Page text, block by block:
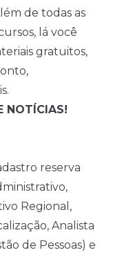
de todas as
lá você
gratuitos,
NOTÍCIAS!
reserva
Regional,
Analista
de Pessoas) e